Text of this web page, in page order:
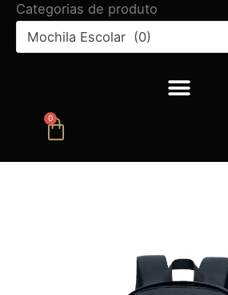
Categorias de produto
Mochila Escolar (0)
0
Carrinho